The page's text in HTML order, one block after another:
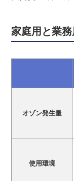
家庭用と業
オゾン発生量
使用環境